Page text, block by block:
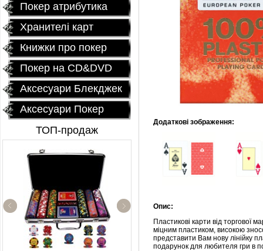
Покер атрибутика
Хранителі карт
Книжки про покер
Покер на CD&DVD
Аксесуари Блекджек
Аксесуари Покер
ТОП-продаж
Профессиональный
покерный набор
"Poker Star" 500
Додаткові зображення:
Опис:
Пластикові карти від торгової
міцним пластиком, високою
представити Вам нову лінійку
подарунок для любителя гри в